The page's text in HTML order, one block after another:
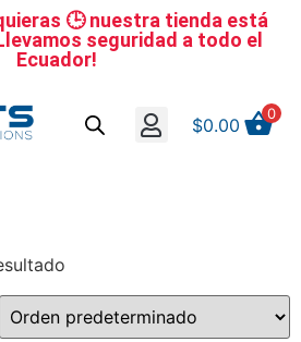
🕒 nuestra tienda está
seguridad a todo el
Ecuador!
$0.00
0